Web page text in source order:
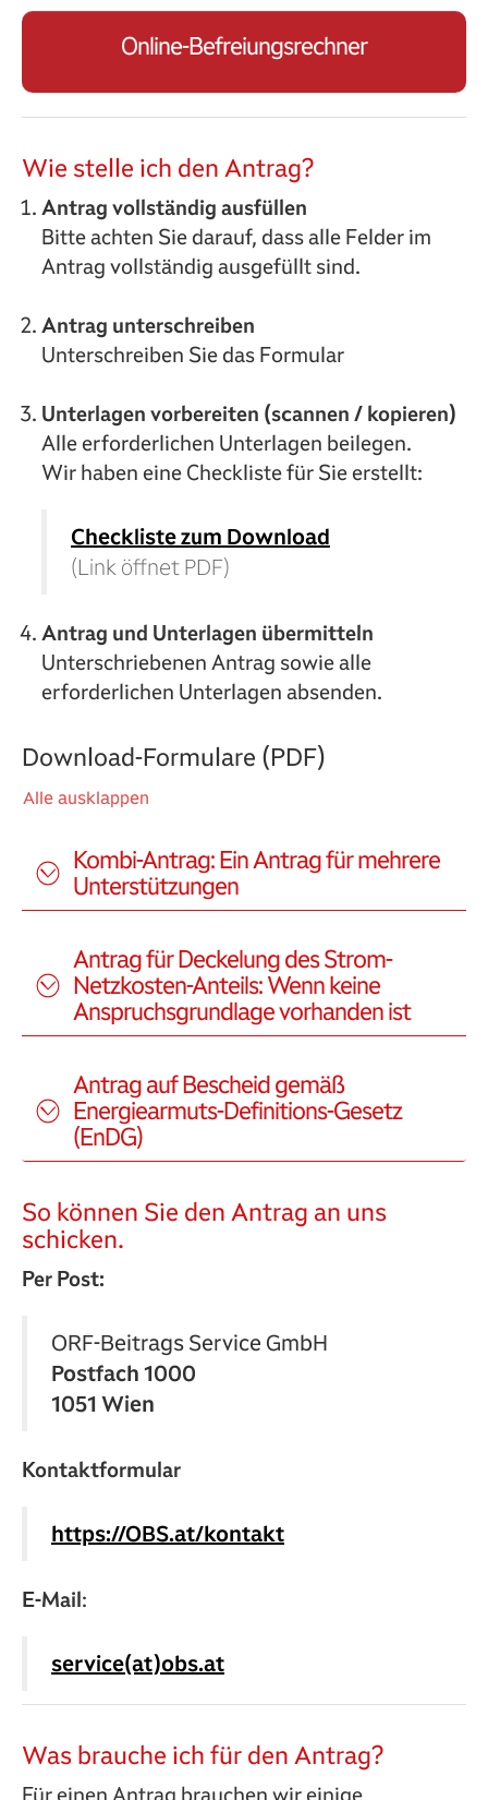
Online-Befreiungsrechner
Wie stelle ich den Antrag?
Antrag vollständig ausfüllen
Bitte achten Sie darauf, dass alle Felder im
Antrag vollständig ausgefüllt sind.
Antrag unterschreiben
Unterschreiben Sie das Formular
Unterlagen vorbereiten (scannen / kopieren)
Alle erforderlichen Unterlagen beilegen.
Wir haben eine Checkliste für Sie erstellt:
Checkliste zum Download
(Link öffnet PDF)
Antrag und Unterlagen übermitteln
Unterschriebenen Antrag sowie alle
erforderlichen Unterlagen absenden.
Download-Formulare (PDF)
Alle ausklappen
Kombi-Antrag: Ein Antrag für mehrere
Unterstützungen
Antrag für Deckelung des Strom-
Netzkosten-Anteils: Wenn keine
Anspruchsgrundlage vorhanden ist
Antrag auf Bescheid gemäß
Energiearmuts-Definitions-Gesetz
(EnDG)
So können Sie den Antrag an uns
schicken.
Per Post:
ORF‑Beitrags Service GmbH
Postfach 1000
1051 Wien
Kontaktformular
https://OBS.at/kontakt
E-Mail:
service(at)obs.at
Was brauche ich für den Antrag?